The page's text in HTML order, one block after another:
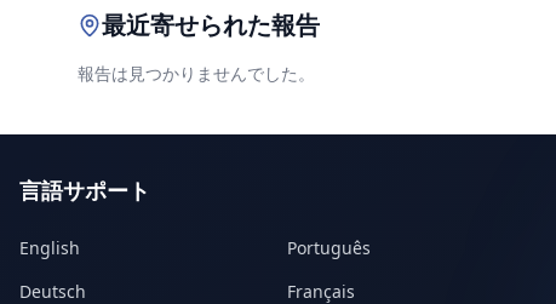
最近寄せられた報告
報告は見つかりませんでした。
言語サポート
English Português
Deutsch
Français